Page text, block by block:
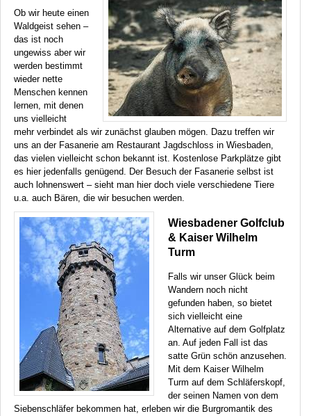
Ob wir heute einen
Waldgeist sehen –
das ist noch
ungewiss aber wir
werden bestimmt
wieder nette
Menschen kennen
lernen, mit denen
uns vielleicht
mehr verbindet als wir zunächst glauben mögen. Dazu treffen wir
uns an der Fasanerie am Restaurant Jagdschloss in Wiesbaden,
das vielen vielleicht schon bekannt ist. Kostenlose Parkplätze gibt
es hier jedenfalls genügend. Der Besuch der Fasanerie selbst ist
auch lohnenswert – sieht man hier doch viele verschiedene Tiere
u.a. auch Bären, die wir besuchen werden.
Wiesbadener Golfclub
& Kaiser Wilhelm
Turm
Falls wir unser Glück beim
Wandern noch nicht
gefunden haben, so bietet
sich vielleicht eine
Alternative auf dem Golfplatz
an. Auf jeden Fall ist das
satte Grün schön anzusehen.
Mit dem Kaiser Wilhelm
Turm auf dem Schläferskopf,
der seinen Namen von dem
Siebenschläfer bekommen hat, erleben wir die Burgromantik des